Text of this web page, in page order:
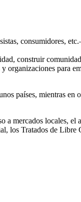
consumidores,
construir
para
países, mientras en
a mercados locales,
los Tratados de